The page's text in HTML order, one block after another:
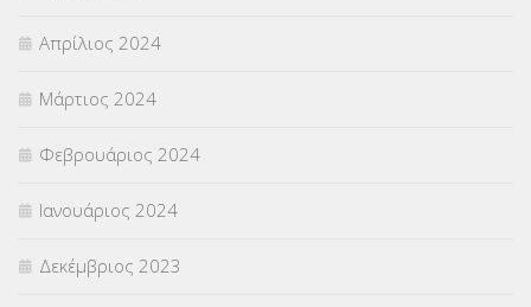
Απρίλιος 2024
Μάρτιος 2024
Φεβρουάριος 2024
Ιανουάριος 2024
Δεκέμβριος 2023